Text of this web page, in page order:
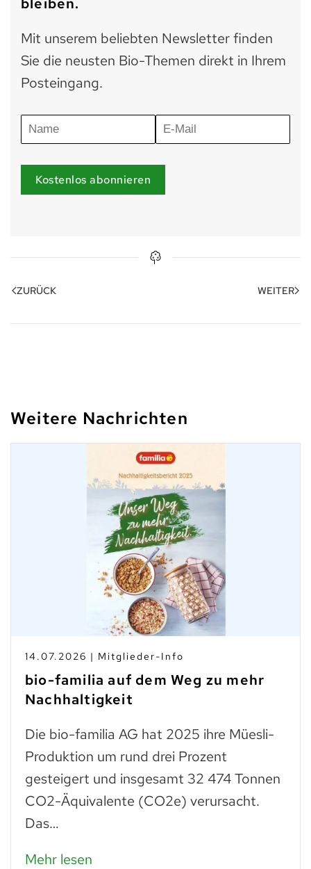
Mit unserem beliebten Newsletter finden
Sie die neusten Bio-Themen direkt in Ihrem
Posteingang.
Kostenlos abonnieren
ZURÜCK WEITER
Weitere Nachrichten
14.07.2026 | Mitglieder-Info
bio-familia auf dem Weg zu mehr
Nachhaltigkeit
Die bio-familia AG hat 2025 ihre Müesli-
Produktion um rund drei Prozent
gesteigert und insgesamt 32 474 Tonnen
CO2-Äquivalente (CO2e) verursacht.
Das…
Mehr lesen